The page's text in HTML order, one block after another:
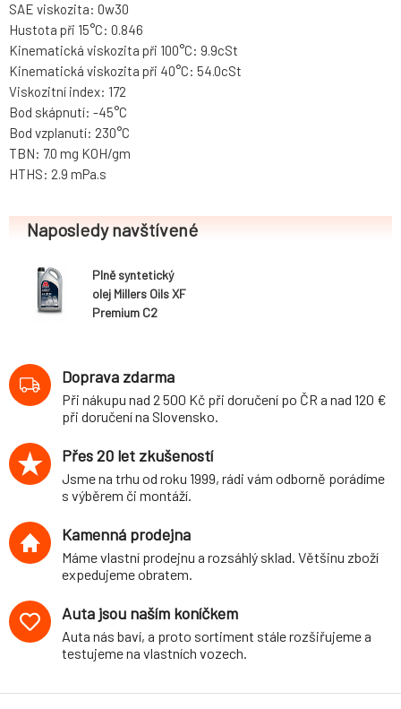
SAE viskozita: 0w30
Hustota při 15°C: 0.846
Kinematická viskozita při 100°C: 9.9cSt
Kinematická viskozita při 40°C: 54.0cSt
Viskozitní index: 172
Bod skápnutí: -45°C
Bod vzplanutí: 230°C
TBN: 7.0 mg KOH/gm
HTHS: 2.9 mPa.s
Naposledy navštívené
Plně syntetický
olej Millers Oils XF
Premium C2
Doprava zdarma
Při nákupu nad 2 500 Kč při doručení po ČR a nad 120 €
při doručení na Slovensko.
Přes 20 let zkušeností
Jsme na trhu od roku 1999, rádi vám odborně porádíme
s výběrem či montáží.
Kamenná prodejna
Máme vlastní prodejnu a rozsáhlý sklad. Většinu zboží
expedujeme obratem.
Auta jsou naším koníčkem
Auta nás baví, a proto sortiment stále rozšiřujeme a
testujeme na vlastních vozech.